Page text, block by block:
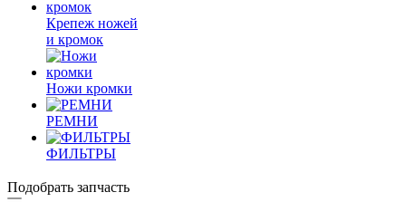
Крепеж ножей
и кромок
Ножи кромки
РЕМНИ
ФИЛЬТРЫ
Подобрать запчасть